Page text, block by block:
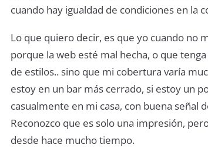
cuando hay igualdad de condiciones en la
Lo que quiero decir, es que yo cuando no
porque la web esté mal hecha, o que
de estilos.. sino que mi cobertura varía
estoy en un bar más cerrado, si estoy un
casualmente en mi casa, con buena señal
Reconozco que es solo una impresión,
desde hace mucho tiempo.